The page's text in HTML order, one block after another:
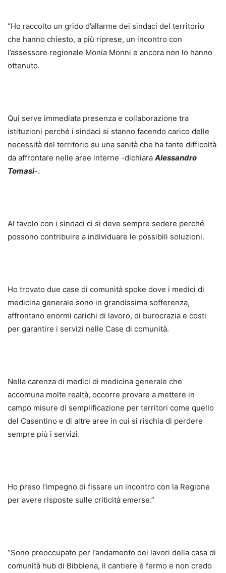
“Ho raccolto un grido d’allarme dei sindaci del territorio
che hanno chiesto, a più riprese, un incontro con
l’assessore regionale Monia Monni e ancora non lo hanno
ottenuto.
Qui serve immediata presenza e collaborazione tra
istituzioni perché i sindaci si stanno facendo carico delle
necessità del territorio su una sanità che ha tante difficoltà
da affrontare nelle aree interne -dichiara Alessandro
Tomasi-.
Al tavolo con i sindaci ci si deve sempre sedere perché
possono contribuire a individuare le possibili soluzioni.
Ho trovato due case di comunità spoke dove i medici di
medicina generale sono in grandissima sofferenza,
affrontano enormi carichi di lavoro, di burocrazia e costi
per garantire i servizi nelle Case di comunità.
Nella carenza di medici di medicina generale che
accomuna molte realtà, occorre provare a mettere in
campo misure di semplificazione per territori come quello
del Casentino e di altre aree in cui si rischia di perdere
sempre più i servizi.
Ho preso l’impegno di fissare un incontro con la Regione
per avere risposte sulle criticità emerse.”
“Sono preoccupato per l’andamento dei lavori della casa di
comunità hub di Bibbiena, il cantiere è fermo e non credo